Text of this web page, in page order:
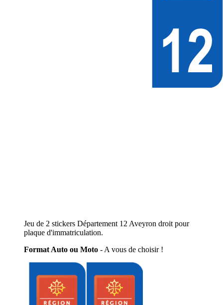
Jeu de 2 stickers Département 12 Aveyron droit pour
plaque d'immatriculation.
Format Auto ou Moto - A vous de choisir !